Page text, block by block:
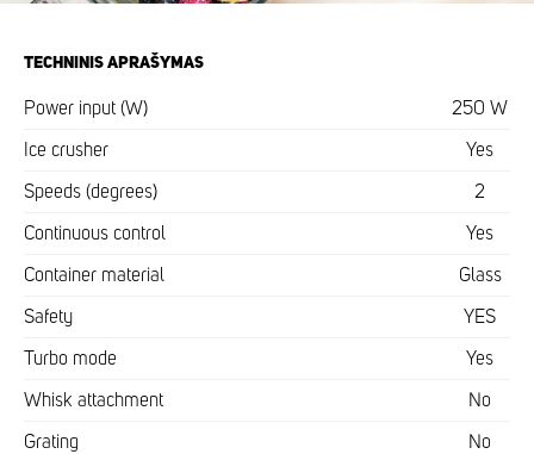
TECHNINIS APRAŠYMAS
Power input (W) 250 W
Ice crusher Yes
Speeds (degrees) 2
Continuous control Yes
Container material Glass
Safety YES
Turbo mode Yes
Whisk attachment No
Grating No